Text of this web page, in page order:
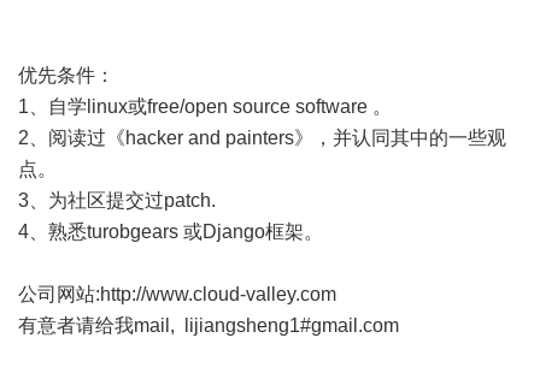
优先条件：
1、自学linux或free/open source software 。
2、阅读过《hacker and painters》，并认同其中的一些观
点。
3、为社区提交过patch.
4、熟悉turobgears 或Django框架。
公司网站:http://www.cloud-valley.com
有意者请给我mail, lijiangsheng1#gmail.com